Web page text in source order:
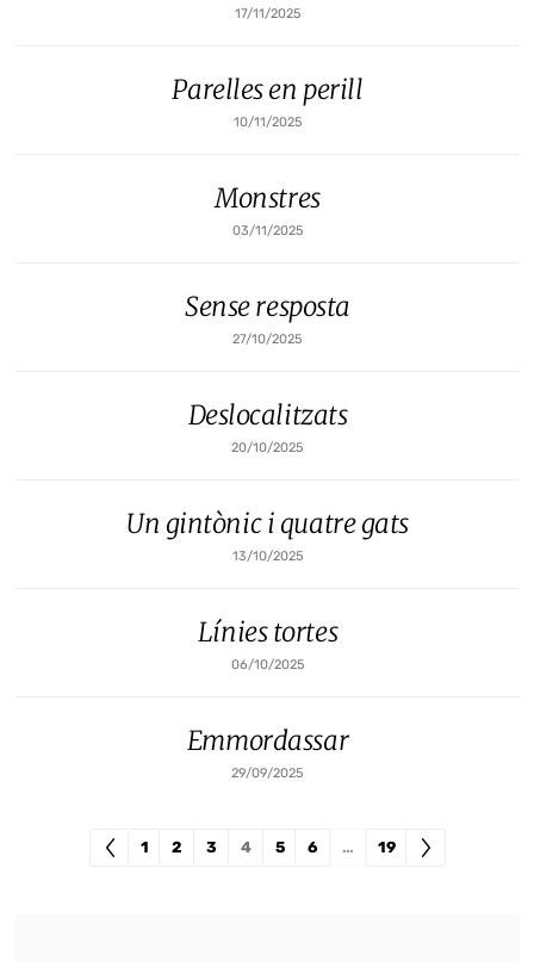
17/11/2025
Parelles en perill
10/11/2025
Monstres
03/11/2025
Sense resposta
27/10/2025
Deslocalitzats
20/10/2025
Un gintònic i quatre gats
13/10/2025
Línies tortes
06/10/2025
Emmordassar
29/09/2025
1 2 3 4 5 6 … 19